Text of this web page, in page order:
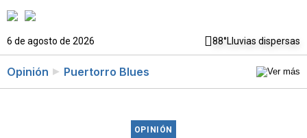
6 de agosto de 2026 88°Lluvias dispersas
Opinión Puertorro Blues
OPINIÓN